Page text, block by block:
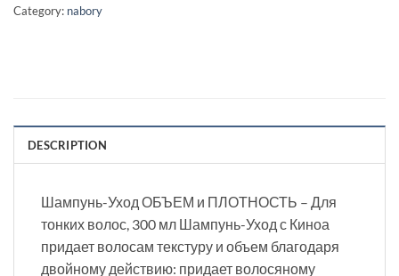
Category: nabory
DESCRIPTION
Шампунь-Уход ОБЪЕМ и ПЛОТНОСТЬ – Для
тонких волос, 300 мл Шампунь-Уход с Киноа
придает волосам текстуру и объем благодаря
двойному действию: придает волосяному